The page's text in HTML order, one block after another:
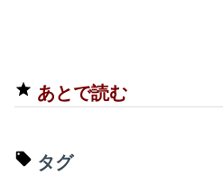
あとで読む
タグ